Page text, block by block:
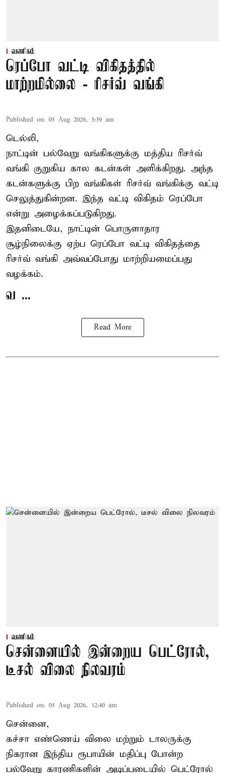
வணிகம்
ரெப்போ வட்டி விகிதத்தில்
மாற்றமில்லை - ரிசர்வ் வங்கி
Published on: 05 Aug 2026, 5:39 am
டெல்லி,
நாட்டின் பல்வேறு வங்கிகளுக்கு மத்திய ரிசர்வ்
வங்கி குறுகிய கால கடன்கள் அளிக்கிறது. அந்த
கடன்களுக்கு பிற வங்கிகள் ரிசர்வ் வங்கிக்கு வட்டி
செலுத்துகின்றன. இந்த வட்டி விகிதம் ரெப்போ
என்று அழைக்கப்படுகிறது.
இதனிடையே, நாட்டின் பொருளாதார
சூழ்நிலைக்கு ஏற்ப ரெப்போ வட்டி விகிதத்தை
ரிசர்வ் வங்கி அவ்வப்போது மாற்றியமைப்பது
வழக்கம்.
வ ...
Read More
வணிகம்
சென்னையில் இன்றைய பெட்ரோல்,
டீசல் விலை நிலவரம்
Published on: 05 Aug 2026, 12:40 am
சென்னை,
கச்சா எண்ணெய் விலை மற்றும் டாலருக்கு
நிகரான இந்திய ரூபாயின் மதிப்பு போன்ற
பல்வேறு காரணிகளின் அடிப்படையில் பெட்ரோல்